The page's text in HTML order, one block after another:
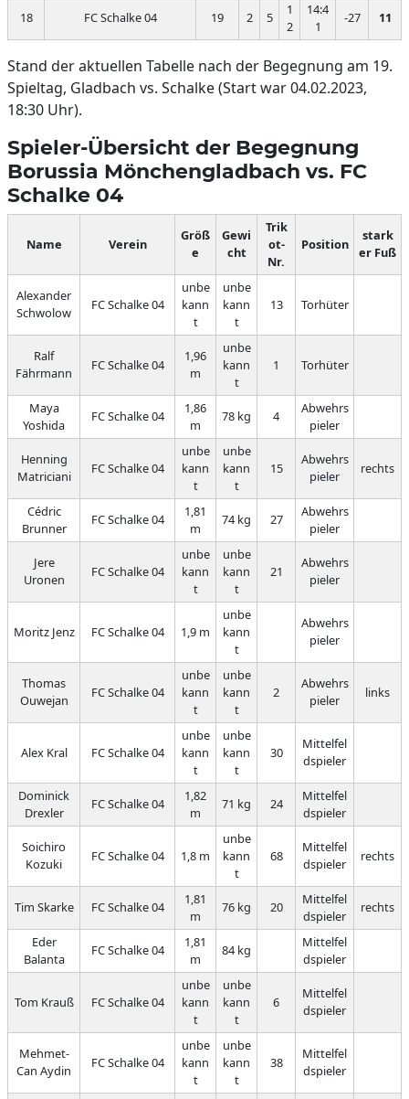
18 FC Schalke 04 19 2 5
1
2
14:4
1
-27 11
Stand der aktuellen Tabelle nach der Begegnung am 19.
Spieltag, Gladbach vs. Schalke (Start war 04.02.2023,
18:30 Uhr).
Spieler-Übersicht der Begegnung
Borussia Mönchengladbach vs. FC
Schalke 04
Name Verein
Größ
e
Gewi
cht
Trik
ot-
Nr.
Position
stark
er Fuß
Alexander
Schwolow
FC Schalke 04
unbe
kann
t
unbe
kann
t
13 Torhüter
Ralf
Fährmann
FC Schalke 04
1,96
m
unbe
kann
t
1 Torhüter
Maya
Yoshida
FC Schalke 04
1,86
m
78 kg 4
Abwehrs
pieler
Henning
Matriciani
FC Schalke 04
unbe
kann
t
unbe
kann
t
15
Abwehrs
pieler
rechts
Cédric
Brunner
FC Schalke 04
1,81
m
74 kg 27
Abwehrs
pieler
Jere
Uronen
FC Schalke 04
unbe
kann
t
unbe
kann
t
21
Abwehrs
pieler
Moritz Jenz FC Schalke 04 1,9 m
unbe
kann
t
Abwehrs
pieler
Thomas
Ouwejan
FC Schalke 04
unbe
kann
t
unbe
kann
t
2
Abwehrs
pieler
links
Alex Kral FC Schalke 04
unbe
kann
t
unbe
kann
t
30
Mittelfel
dspieler
Dominick
Drexler
FC Schalke 04
1,82
m
71 kg 24
Mittelfel
dspieler
Soichiro
Kozuki
FC Schalke 04 1,8 m
unbe
kann
t
68
Mittelfel
dspieler
rechts
Tim Skarke FC Schalke 04
1,81
m
76 kg 20
Mittelfel
dspieler
rechts
Eder
Balanta
FC Schalke 04
1,81
m
84 kg
Mittelfel
dspieler
Tom Krauß FC Schalke 04
unbe
kann
t
unbe
kann
t
6
Mittelfel
dspieler
Mehmet-
Can Aydin
FC Schalke 04
unbe
kann
t
unbe
kann
t
38
Mittelfel
dspieler